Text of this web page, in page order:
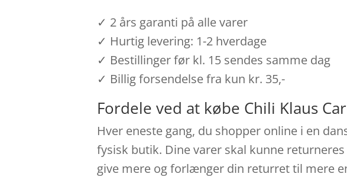
✓ 2 års garanti på alle varer
✓ Hurtig levering: 1-2 hverdage
✓ Bestillinger før kl. 15 sendes samme dag
✓ Billig forsendelse fra kun kr. 35,-
Fordele ved at købe Chili Klaus
Hver eneste gang, du shopper online i en
fysisk butik. Dine varer skal kunne
give mere og forlænger din returret til mere